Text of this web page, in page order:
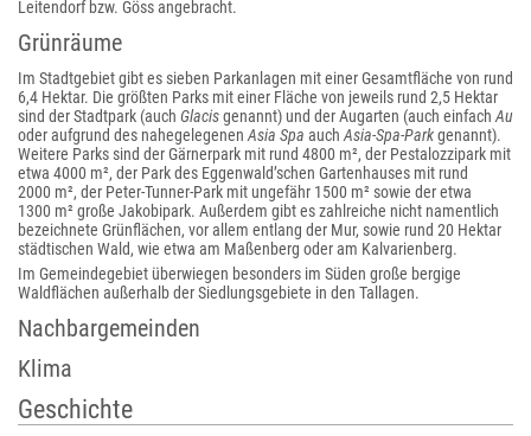
Leitendorf bzw. Göss angebracht.
Grünräume
Im Stadtgebiet gibt es sieben Parkanlagen mit einer Gesamtfläche von rund
6,4 Hektar. Die größten Parks mit einer Fläche von jeweils rund 2,5 Hektar
sind der Stadtpark (auch Glacisgenannt) und der Augarten (auch einfach Au
oder aufgrund des nahegelegenen Asia Spa auch Asia-Spa-Parkgenannt).
Weitere Parks sind der Gärnerpark mit rund 4800 m², der Pestalozzipark mit
etwa 4000 m², der Park des Eggenwald’schen Gartenhauses mit rund
2000 m², der Peter-Tunner-Park mit ungefähr 1500 m² sowie der etwa
1300 m² große Jakobipark. Außerdem gibt es zahlreiche nicht namentlich
bezeichnete Grünflächen, vor allem entlang der Mur, sowie rund 20 Hektar
städtischen Wald, wie etwa am Maßenberg oder am Kalvarienberg.
Im Gemeindegebiet überwiegen besonders im Süden große bergige
Waldflächen außerhalb der Siedlungsgebiete in den Tallagen.
Nachbargemeinden
Klima
Geschichte